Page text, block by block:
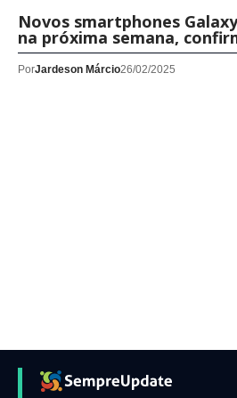
Novos smartphones Galaxy
na próxima semana,
PorJardeson Márcio26/02/2025